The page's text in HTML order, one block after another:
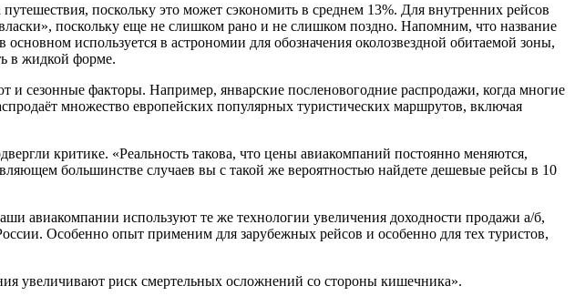
поскольку это может сэкономить в среднем 13%. Для внутренних рейсов
поскольку еще не слишком рано и не слишком поздно. Напомним, что название
используется в астрономии для обозначения околозвездной обитаемой зоны,
в жидкой форме.
и сезонные факторы. Например, январские посленовогодние распродажи, когда многие
множество европейских популярных туристических маршрутов, включая
критике. «Реальность такова, что цены авиакомпаний постоянно меняются,
большинстве случаев вы с такой же вероятностью найдете дешевые рейсы в 10
авиакомпании используют те же технологии увеличения доходности продажи а/б,
Особенно опыт применим для зарубежных рейсов и особенно для тех туристов,
увеличивают риск смертельных осложнений со стороны кишечника».